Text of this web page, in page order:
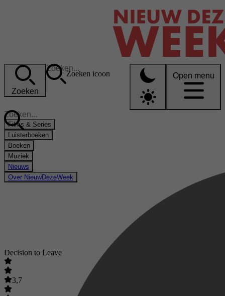
Zoeken
Zoeken icoon Open menu
Films & Series
Luisterboeken
Boeken
Muziek
Nieuws
Over NieuwDezeWeek
Decision to Leave
3,7